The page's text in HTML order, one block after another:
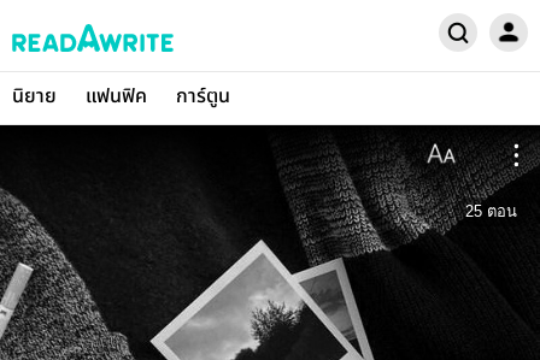
นิยาย แฟนฟิค การ์ตูน
25 ตอน